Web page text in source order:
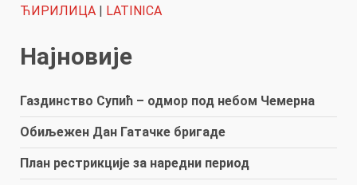
ЋИРИЛИЦА | LATINICA
Најновије
Газдинство Супић – одмор под небом Чемерна
Обиљежен Дан Гатачке бригаде
План рестрикције за наредни период